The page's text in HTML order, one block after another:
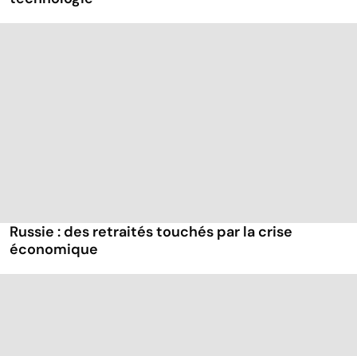
Russie : des retraités touchés par la crise
économique